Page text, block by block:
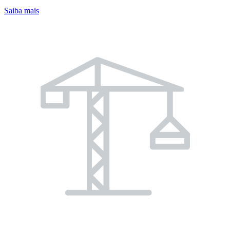
Saiba mais